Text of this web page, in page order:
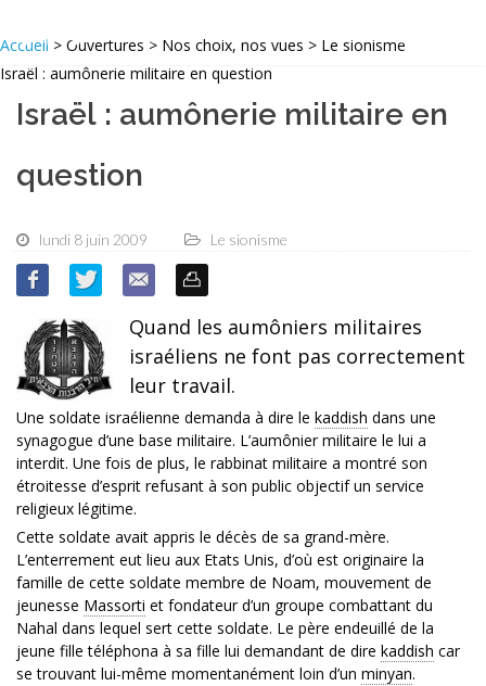
Accueil > Ouvertures > Nos choix, nos vues > Le sionisme
Israël : aumônerie militaire en question
Israël : aumônerie militaire en
question
lundi 8 juin 2009 Le sionisme
Quand les aumôniers militaires
israéliens ne font pas correctement
leur travail.
Une soldate israélienne demanda à dire le kaddish dans une
synagogue d’une base militaire. L’aumônier militaire le lui a
interdit. Une fois de plus, le rabbinat militaire a montré son
étroitesse d’esprit refusant à son public objectif un service
religieux légitime.
Cette soldate avait appris le décès de sa grand-mère.
L’enterrement eut lieu aux Etats Unis, d’où est originaire la
famille de cette soldate membre de Noam, mouvement de
jeunesse Massorti et fondateur d’un groupe combattant du
Nahal dans lequel sert cette soldate. Le père endeuillé de la
jeune fille téléphona à sa fille lui demandant de dire kaddish car
se trouvant lui-même momentanément loin d’un minyan.